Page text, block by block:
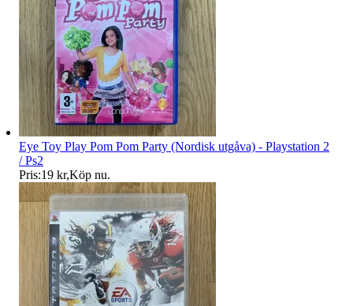
Eye Toy Play Pom Pom Party (Nordisk utgåva) - Playstation 2
/ Ps2
Pris:19 kr,Köp nu.